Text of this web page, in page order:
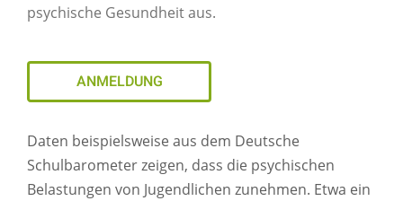
psychische Gesundheit aus.
ANMELDUNG
Daten beispielsweise aus dem Deutsche
Schulbarometer zeigen, dass die psychischen
Belastungen von Jugendlichen zunehmen. Etwa ein